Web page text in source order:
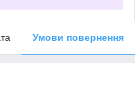
Умови повернення